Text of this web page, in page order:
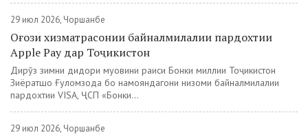
29 июл 2026, Чоршанбе
Оғози хизматрасонии байналмилалии пардохтии
Apple Pay дар Тоҷикистон
Дирӯз зимни дидори муовини раиси Бонки миллии Тоҷикистон
Зиёратшо Ғуломзода бо намояндагони низоми байналмилалии
пардохтии VISA, ҶСП «Бонки...
29 июл 2026, Чоршанбе